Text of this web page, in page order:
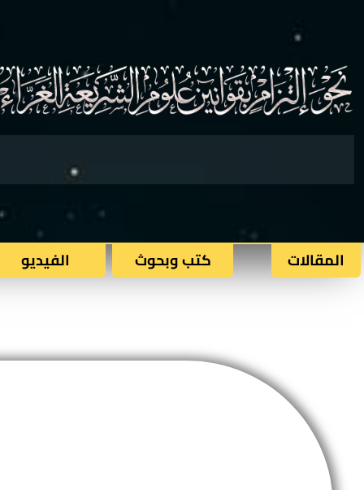
المقالات كتب وبحوث​ الفيديو